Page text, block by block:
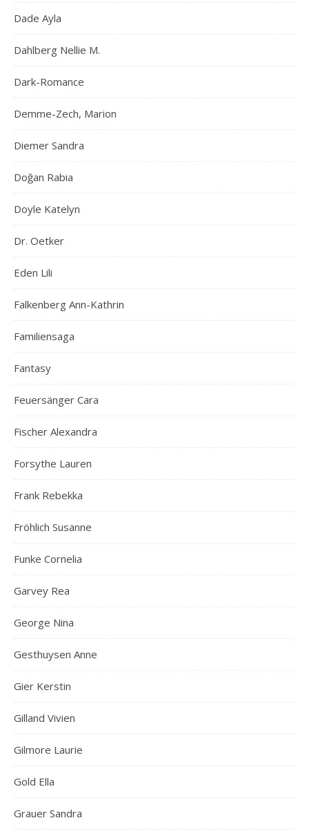
Dade Ayla
Dahlberg Nellie M.
Dark-Romance
Demme-Zech, Marion
Diemer Sandra
Doğan Rabia
Doyle Katelyn
Dr. Oetker
Eden Lili
Falkenberg Ann-Kathrin
Familiensaga
Fantasy
Feuersänger Cara
Fischer Alexandra
Forsythe Lauren
Frank Rebekka
Fröhlich Susanne
Funke Cornelia
Garvey Rea
George Nina
Gesthuysen Anne
Gier Kerstin
Gilland Vivien
Gilmore Laurie
Gold Ella
Grauer Sandra